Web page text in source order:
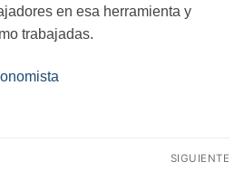
en esa herramienta y
trabajadas.
SIGUIENTE